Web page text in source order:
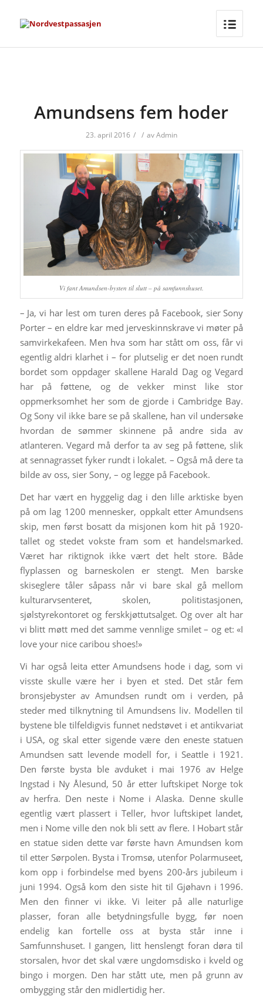
Amundsens fem hoder
23. april 2016 / / avAdmin
Vi fant Amundsen-bysten til slutt – på samfunnshuset.
– Ja, vi har lest om turen deres på Facebook, sier Sony
Porter – en eldre kar med jerveskinnskrave vi møter på
samvirkekafeen. Men hva som har stått om oss, får vi
egentlig aldri klarhet i – for plutselig er det noen rundt
bordet som oppdager skallene Harald Dag og Vegard
har på føttene, og de vekker minst like stor
oppmerksomhet her som de gjorde i Cambridge Bay.
Og Sony vil ikke bare se på skallene, han vil undersøke
hvordan de sømmer skinnene på andre sida av
atlanteren. Vegard må derfor ta av seg på føttene, slik
at sennagrasset fyker rundt i lokalet. – Også må dere ta
bilde av oss, sier Sony, – og legge på Facebook.
Det har vært en hyggelig dag i den lille arktiske byen
på om lag 1200 mennesker, oppkalt etter Amundsens
skip, men først bosatt da misjonen kom hit på 1920-
tallet og stedet vokste fram som et handelsmarked.
Været har riktignok ikke vært det helt store. Både
flyplassen og barneskolen er stengt. Men barske
skiseglere tåler såpass når vi bare skal gå mellom
kulturarvsenteret, skolen, politistasjonen,
sjølstyrekontoret og ferskkjøttutsalget. Og over alt har
vi blitt møtt med det samme vennlige smilet – og et: «I
love your nice caribou shoes!»
Vi har også leita etter Amundsens hode i dag, som vi
visste skulle være her i byen et sted. Det står fem
bronsjebyster av Amundsen rundt om i verden, på
steder med tilknytning til Amundsens liv. Modellen til
bystene ble tilfeldigvis funnet nedstøvet i et antikvariat
i USA, og skal etter sigende være den eneste statuen
Amundsen satt levende modell for, i Seattle i 1921.
Den første bysta ble avduket i mai 1976 av Helge
Ingstad i Ny Ålesund, 50 år etter luftskipet Norge tok
av herfra. Den neste i Nome i Alaska. Denne skulle
egentlig vært plassert i Teller, hvor luftskipet landet,
men i Nome ville den nok bli sett av flere. I Hobart står
en statue siden dette var første havn Amundsen kom
til etter Sørpolen. Bysta i Tromsø, utenfor Polarmuseet,
kom opp i forbindelse med byens 200-års jubileum i
juni 1994. Også kom den siste hit til Gjøhavn i 1996.
Men den finner vi ikke. Vi leiter på alle naturlige
plasser, foran alle betydningsfulle bygg, før noen
endelig kan fortelle oss at bysta står inne i
Samfunnshuset. I gangen, litt henslengt foran døra til
storsalen, hvor det skal være ungdomsdisko i kveld og
bingo i morgen. Den har stått ute, men på grunn av
ombygging står den midlertidig her.